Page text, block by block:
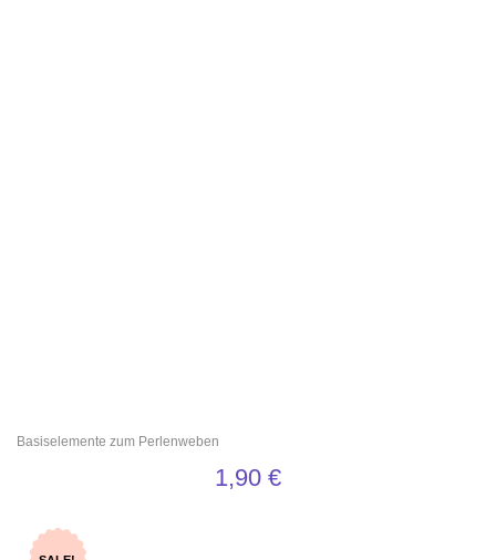
Basiselemente zum Perlenweben
1,90 €